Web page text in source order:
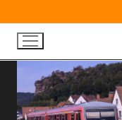
Inhalt
springen